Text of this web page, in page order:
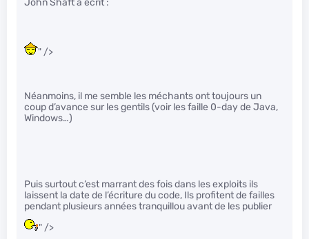
John Shaft a écrit :
" />
Néanmoins, il me semble les méchants ont toujours un
coup d’avance sur les gentils (voir les faille 0-day de Java,
Windows…)
Puis surtout c’est marrant des fois dans les exploits ils
laissent la date de l’écriture du code, Ils profitent de failles
pendant plusieurs années tranquillou avant de les publier
" />